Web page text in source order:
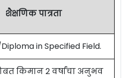
शैक्षणिक पात्रता
in Specified Field.
किमान 2 वर्षांचा अनुभव